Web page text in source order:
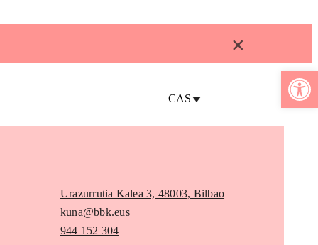
Abrir
×
CAS
Urazurrutia Kalea 3, 48003, Bilbao
kuna@bbk.eus
944 152 304